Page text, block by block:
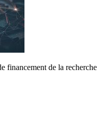
financement de la recherche